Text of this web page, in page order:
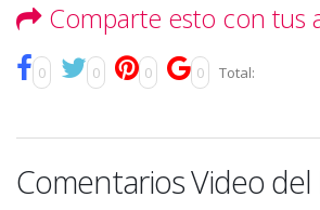
Comparte esto con tus
0 0 0 0 Total:
Comentarios Video del